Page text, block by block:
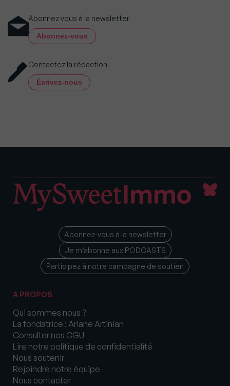
Abonnez vous à la newsletter
Abonnez-vous
Contactez la rédaction
Écrivez-nous
Abonnez-vous à la newsletter
Je m’abonne aux PODCASTS
Participez à notre campagne de soutien
A PROPOS
Qui sommes nous ?
La fondatrice : Ariane Artinian
Consulter nos CGU
Lire notre politique de confidentialité
Nous soutenir
Rejoindre notre équipe
Nous contacter